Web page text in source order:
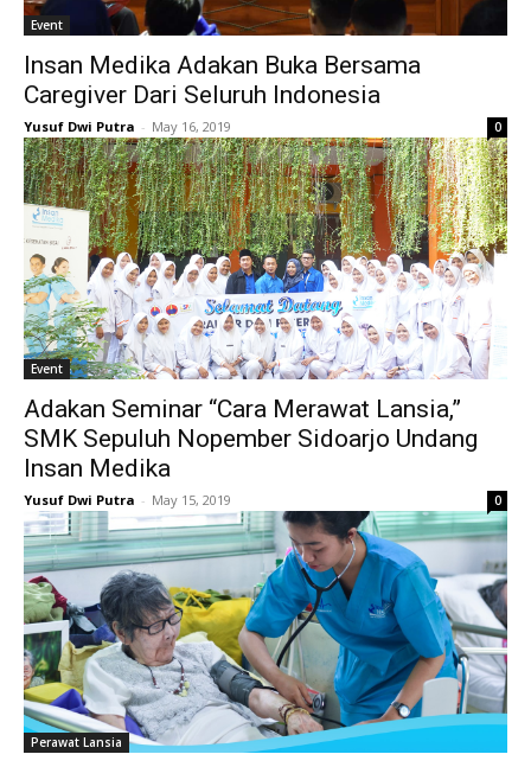
Event
Insan Medika Adakan Buka Bersama
Caregiver Dari Seluruh Indonesia
Yusuf Dwi Putra - May 16, 2019 0
Event
Adakan Seminar “Cara Merawat Lansia,”
SMK Sepuluh Nopember Sidoarjo Undang
Insan Medika
Yusuf Dwi Putra - May 15, 2019 0
Perawat Lansia